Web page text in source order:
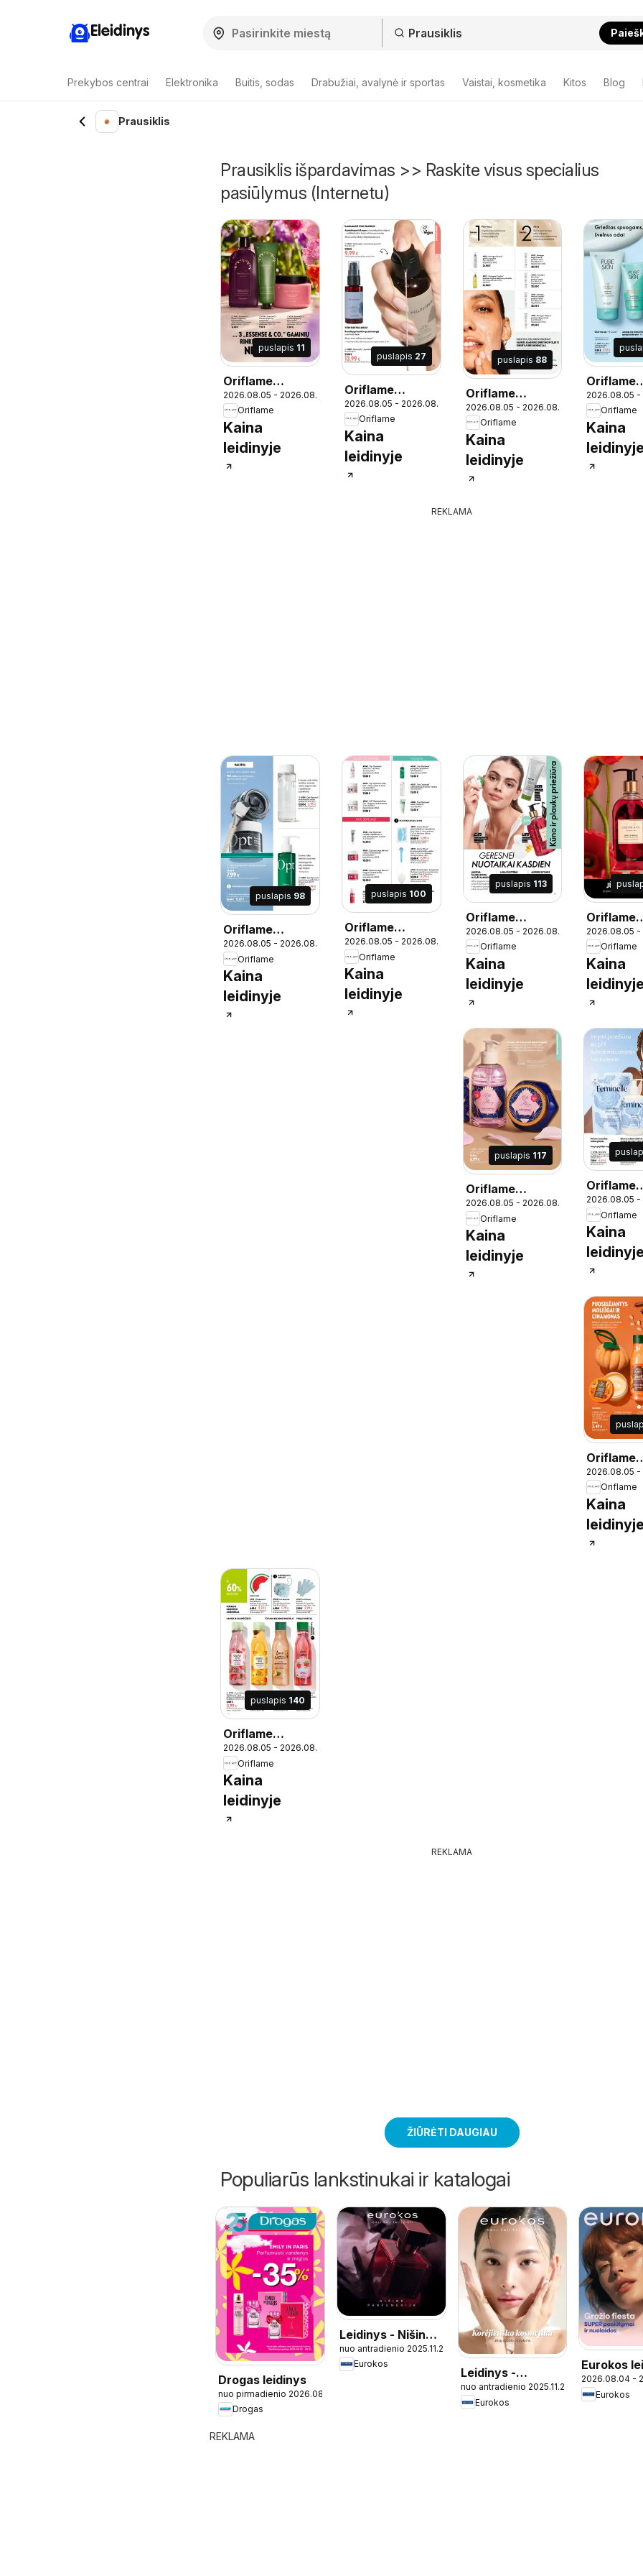
Eleidinys
Prekybos centrai Elektronika Buitis, sodas Drabužiai, avalynė ir sportas Vaistai, kosmetika Kitos Blog
Prausiklis
Prausiklis išpardavimas >> Raskite visus specialius
pasiūlymus (Internetu)
puslapis 11
Oriflame
katalogas 11
2026
2026.08.05 - 2026.08.25
Oriflame
Kaina
leidinyje
puslapis 27
Oriflame
katalogas 11
2026
2026.08.05 - 2026.08.25
Oriflame
Kaina
leidinyje
puslapis 88
Oriflame
katalogas 11
2026
2026.08.05 - 2026.08.25
Oriflame
Kaina
leidinyje
Oriflame
katalogas
2026
2026.08.05 -
Oriflame
Kaina
leidinyje
REKLAMA
puslapis 98
Oriflame
katalogas 11
2026
2026.08.05 - 2026.08.25
Oriflame
Kaina
leidinyje
puslapis 100
Oriflame
katalogas 11
2026
2026.08.05 - 2026.08.25
Oriflame
Kaina
leidinyje
puslapis 113
Oriflame
katalogas 11
2026
2026.08.05 - 2026.08.25
Oriflame
Kaina
leidinyje
Oriflame
katalogas
2026
2026.08.05 -
Oriflame
Kaina
leidinyje
puslapis 117
Oriflame
katalogas 11
2026
2026.08.05 - 2026.08.25
Oriflame
Kaina
leidinyje
Oriflame
katalogas
2026
2026.08.05 -
Oriflame
Kaina
leidinyje
Oriflame
katalogas
2026
2026.08.05 -
Oriflame
Kaina
leidinyje
puslapis 140
Oriflame
katalogas 11
2026
2026.08.05 - 2026.08.25
Oriflame
Kaina
leidinyje
REKLAMA
ŽIŪRĖTI DAUGIAU
Populiarūs lankstinukai ir katalogai
Drogas leidinys
nuo pirmadienio 2026.08.03
Drogas
Leidinys - Nišinė
parfumerija
nuo antradienio 2025.11.25
Eurokos
Leidinys -
Korėjietiška
kosmetika
nuo antradienio 2025.11.25
Eurokos
Eurokos
2026.08.04 -
Eurokos
REKLAMA